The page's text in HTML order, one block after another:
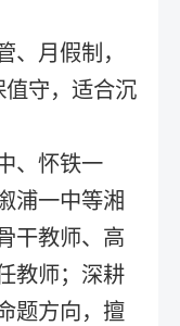
月假制，
守，适合沉
、怀铁一
浦一中等湘
干教师、高
教师；深耕
题方向，擅